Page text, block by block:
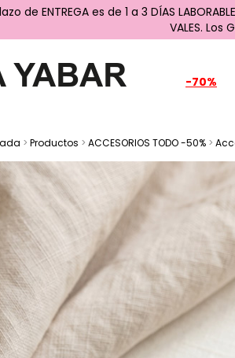
de ENTREGA es de 1 a 3 DÍAS
VALES. Los
-70%
> Productos > ACCESORIOS TODO -50% >